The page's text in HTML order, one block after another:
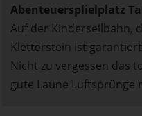
Abenteuersplielplatz
Auf der Kinderseilbahn,
Kletterstein ist
Nicht zu vergessen das
gute Laune Luftsprünge